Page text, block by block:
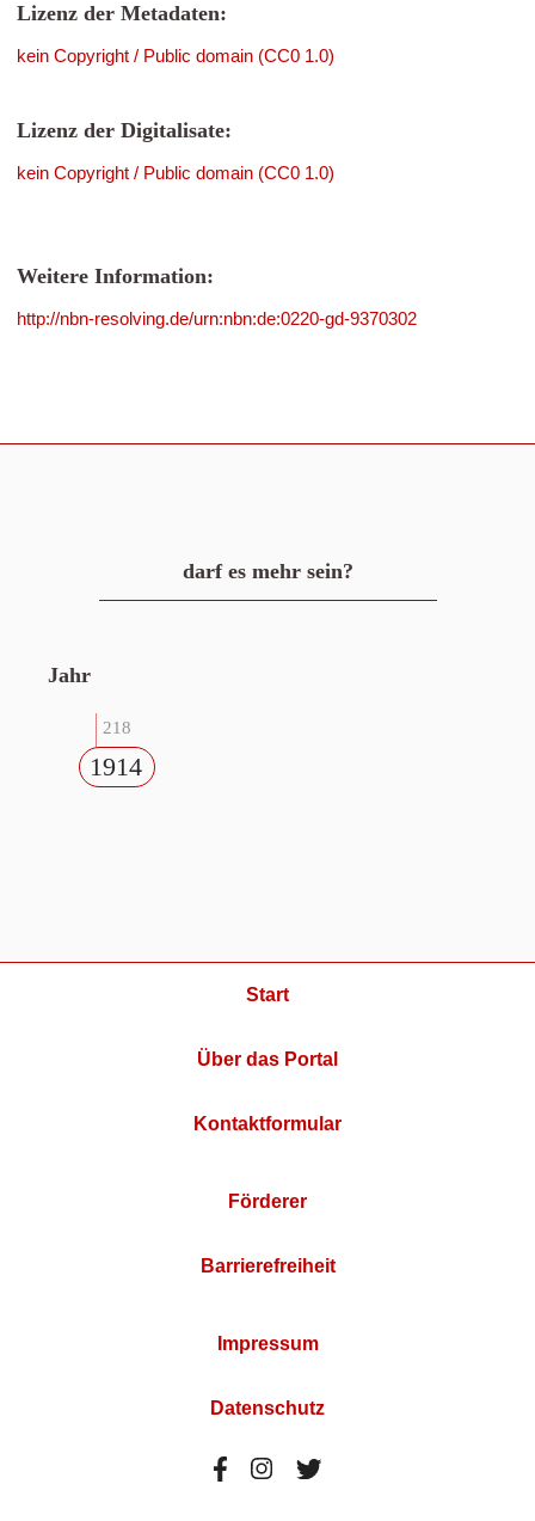
Lizenz der Metadaten:
kein Copyright / Public domain (CC0 1.0)
Lizenz der Digitalisate:
kein Copyright / Public domain (CC0 1.0)
Weitere Information:
http://nbn-resolving.de/urn:nbn:de:0220-gd-9370302
darf es mehr sein?
Jahr
218
1914
Start
Über das Portal
Kontaktformular
Förderer
Barrierefreiheit
Impressum
Datenschutz